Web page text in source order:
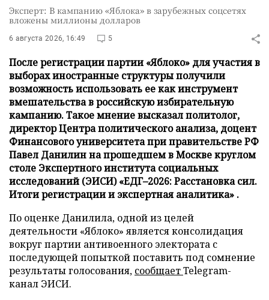
Эксперт: В кампанию «Яблока» в зарубежных соцсетях
вложены миллионы долларов
6 августа 2026, 16:49 5
После регистрации партии «Яблоко» для участия в
выборах иностранные структуры получили
возможность использовать ее как инструмент
вмешательства в российскую избирательную
кампанию. Такое мнение высказал политолог,
директор Центра политического анализа, доцент
Финансового университета при правительстве РФ
Павел Данилин на прошедшем в Москве круглом
столе Экспертного института социальных
исследований (ЭИСИ) «ЕДГ–2026: Расстановка сил.
Итоги регистрации и экспертная аналитика» .
По оценке Данилила, одной из целей
деятельности «Яблоко» является консолидация
вокруг партии антивоенного электората с
последующей попыткой поставить под сомнение
результаты голосования, сообщаетTelegram-
канал ЭИСИ.